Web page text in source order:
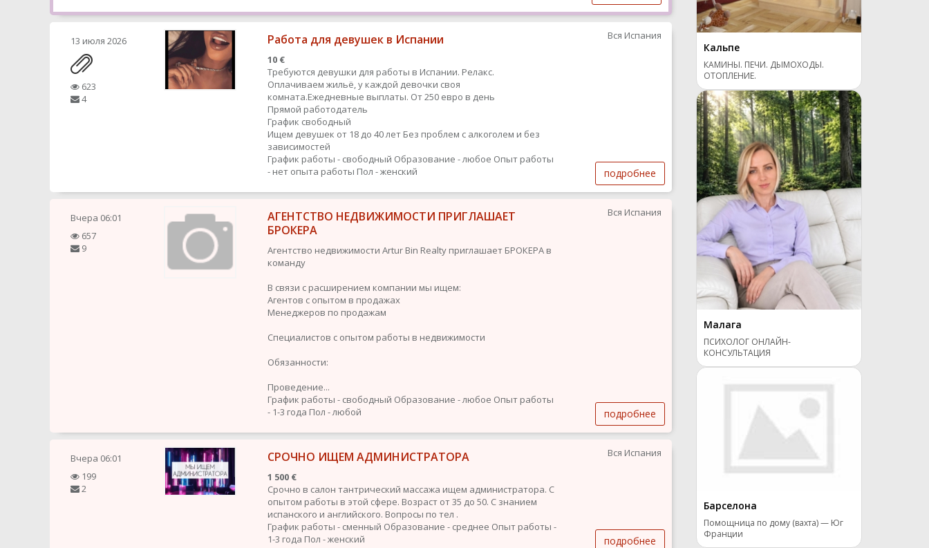
13 июля 2026
623
4
Работа для девушек в Испании
10 €
Требуются девушки для работы в Испании. Релакс.
Оплачиваем жильё, у каждой девочки своя
комната.Ежедневные выплаты. От 250 евро в день
Прямой работодатель
График свободный
Ищем девушек от 18 до 40 лет Без проблем с алкоголем и без
зависимостей
График работы - свободный Образование - любое Опыт работы
- нет опыта работы Пол - женский
Вся Испания
подробнее
Вчера 06:01
657
9
АГЕНТСТВО НЕДВИЖИМОСТИ ПРИГЛАШАЕТ
БРОКЕРА
Агентство недвижимости Artur Bin Realty приглашает БРОКЕРА в
команду
В связи с расширением компании мы ищем:
Агентов с опытом в продажах
Менеджеров по продажам
Специалистов с опытом работы в недвижимости
Обязанности:
Проведение...
График работы - свободный Образование - любое Опыт работы
- 1-3 года Пол - любой
Вся Испания
подробнее
Вчера 06:01
199
2
СРОЧНО ИЩЕМ АДМИНИСТРАТОРА
1 500 €
Срочно в салон тантрический массажа ищем администратора. С
опытом работы в этой сфере. Возраст от 35 до 50. С знанием
испанского и английского. Вопросы по тел .
График работы - сменный Образование - среднее Опыт работы -
1-3 года Пол - женский
Вся Испания
подробнее
Кальпе
КАМИНЫ. ПЕЧИ. ДЫМОХОДЫ.
ОТОПЛЕНИЕ.
Малага
ПСИХОЛОГ ОНЛАЙН-
КОНСУЛЬТАЦИЯ
Барселона
Помощница по дому (вахта) — Юг
Франции